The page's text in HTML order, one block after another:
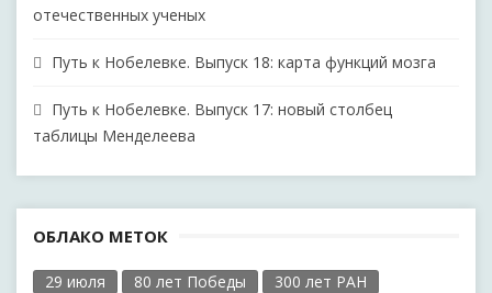
отечественных ученых
Путь к Нобелевке. Выпуск 18: карта функций мозга
Путь к Нобелевке. Выпуск 17: новый столбец
таблицы Менделеева
ОБЛАКО МЕТОК
29 июля 80 лет Победы
300 лет РАН